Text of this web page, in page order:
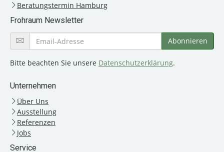
Beratungstermin Hamburg
Frohraum Newsletter
Bitte beachten Sie unsere Datenschutzerklärung.
Unternehmen
Über Uns
Ausstellung
Referenzen
Jobs
Service